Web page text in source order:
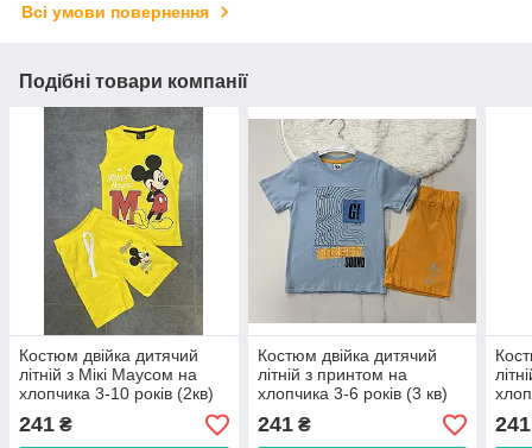
Всі умови повернення
Подібні товари компанії
Костюм двійка дитячий
літній з Мікі Маусом на
хлопчика 3-10 років (2кв)
"FILI KIDS" недорого від
прямого постачальника
241 ₴
Костюм двійка дитячий
літній з принтом на
хлопчика 3-6 років (3 кв)
"PONI KIDS" купити гуртом
в Одесі на 7км
241₴ 241